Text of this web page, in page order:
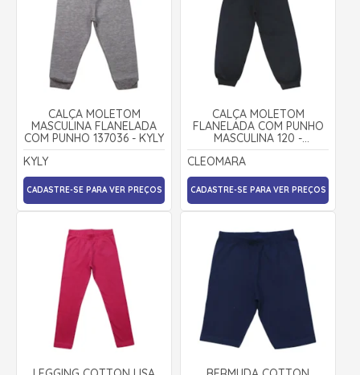
CALÇA MOLETOM
MASCULINA FLANELADA
COM PUNHO 137036 - KYLY
KYLY
CADASTRE-SE PARA VER PREÇOS
CALÇA MOLETOM
FLANELADA COM PUNHO
MASCULINA 120 -
CLEOMARA
CLEOMARA
CADASTRE-SE PARA VER PREÇOS